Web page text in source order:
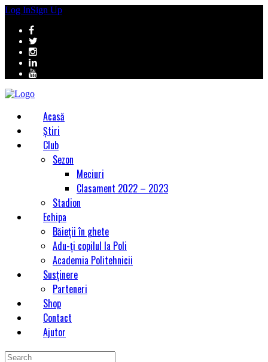
Log InSign Up
Acasă
Știri
Club
Sezon
Meciuri
Clasament 2022 – 2023
Stadion
Echipa
Băieții în ghete
Adu-ți copilul la Poli
Academia Politehnicii
Susținere
Parteneri
Shop
Contact
Ajutor